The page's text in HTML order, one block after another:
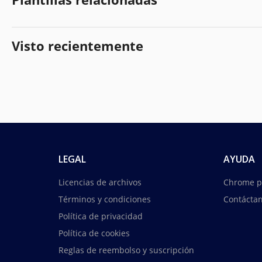
Visto recientemente
LEGAL
Licencias de archivos
Términos y condiciones
Política de privacidad
Política de cookies
Reglas de reembolso y suscripción
AYUDA
Chrome